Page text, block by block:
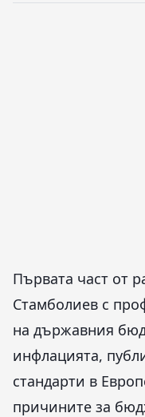
Първата част от
Стамболиев с
на държавния
инфлацията,
стандарти в
причините за